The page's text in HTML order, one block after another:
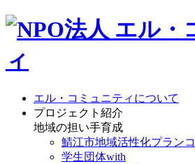
エル・コミュニティについて
プロジェクト紹介
地域の担い手育成
鯖江市地域活性化プラン
学生団体with